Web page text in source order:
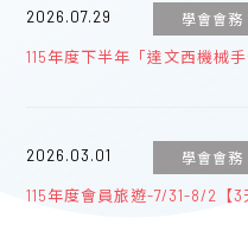
2026.07.29 學會會務
115年度下半年「達文西機械
2026.03.01 學會會務
115年度會員旅遊-7/31-8/2【3